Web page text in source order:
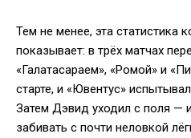
Тем не менее, эта статистика
показывает: в трёх матчах
«Галатасараем», «Ромой» и
старте, и «Ювентус»
Затем Дэвид уходил с поля —
забивать с почти неловкой